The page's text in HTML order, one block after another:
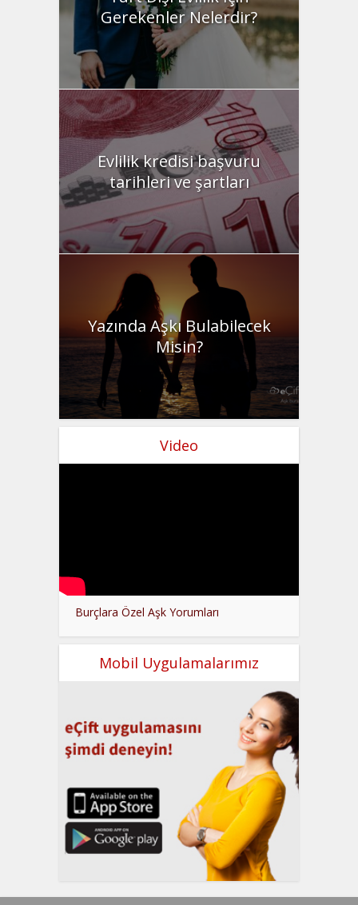
Gerekenler Nelerdir?
Evlilik kredisi başvuru
tarihleri ve şartları
Yazında Aşkı Bulabilecek
Misin?
Video
Burçlara Özel Aşk Yorumları
Mobil Uygulamalarımız